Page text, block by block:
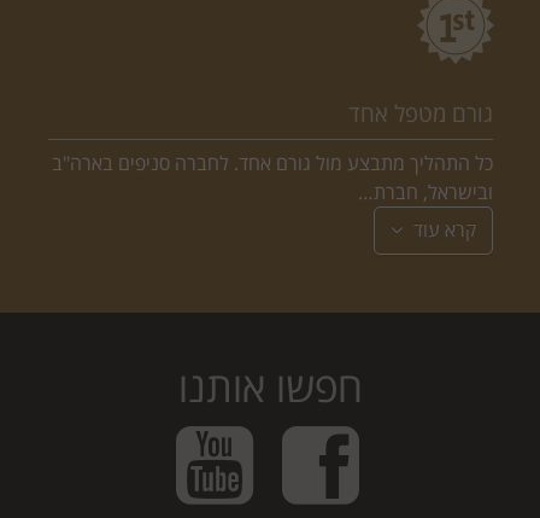
גורם מטפל אחד
כל התהליך מתבצע מול גורם אחד. לחברה סניפים בארה"ב
ובישראל, חברת…
קרא עוד
חפשו אותנו